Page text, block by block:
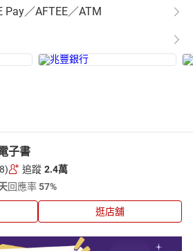
Pay／AFTEE／ATM
子書
追蹤 2.4萬
回應率57%
逛店舖